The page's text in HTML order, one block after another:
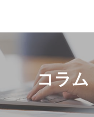
コラム